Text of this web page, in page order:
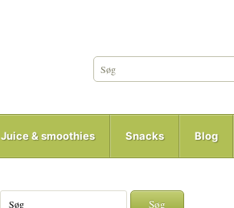
Juice & smoothies Snacks Blog